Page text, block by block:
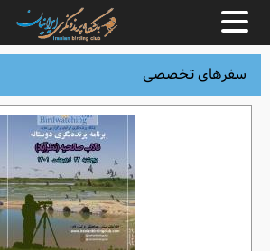
سفرهای تخصصی